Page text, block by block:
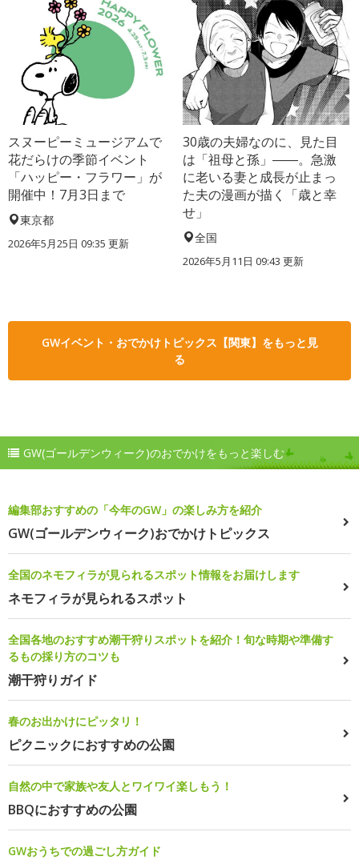
スヌーピーミュージアムで
花だらけの季節イベント
「ハッピー・フラワー」が
開催中！7月3日まで
東京都
2026年5月25日 09:35 更新
30歳の夫婦なのに、見た目
は「祖母と孫」――。急激
に老いる妻と成長が止まっ
た夫の漫画が描く「歳と幸
せ」
全国
2026年5月11日 09:43 更新
GWイベント・おでかけトピックス【関東】をもっと見
る
GW(ゴールデンウィーク)のおでかけをもっと楽しむ
編集部おすすめの「今年のGW」の楽しみ方を紹介
GW(ゴールデンウィーク)おでかけトピックス
全国のネモフィラが見られるスポット情報をお届けします
ネモフィラが見られるスポット
全国各地のおすすめ潮干狩りスポットを紹介！旬な時期や準備す
るもの採り方のコツも
潮干狩りガイド
春のお出かけにピッタリ！
ピクニックにおすすめの公園
自然の中で家族や友人とワイワイ楽しもう！
BBQにおすすめの公園
GWおうちでの過ごし方ガイド